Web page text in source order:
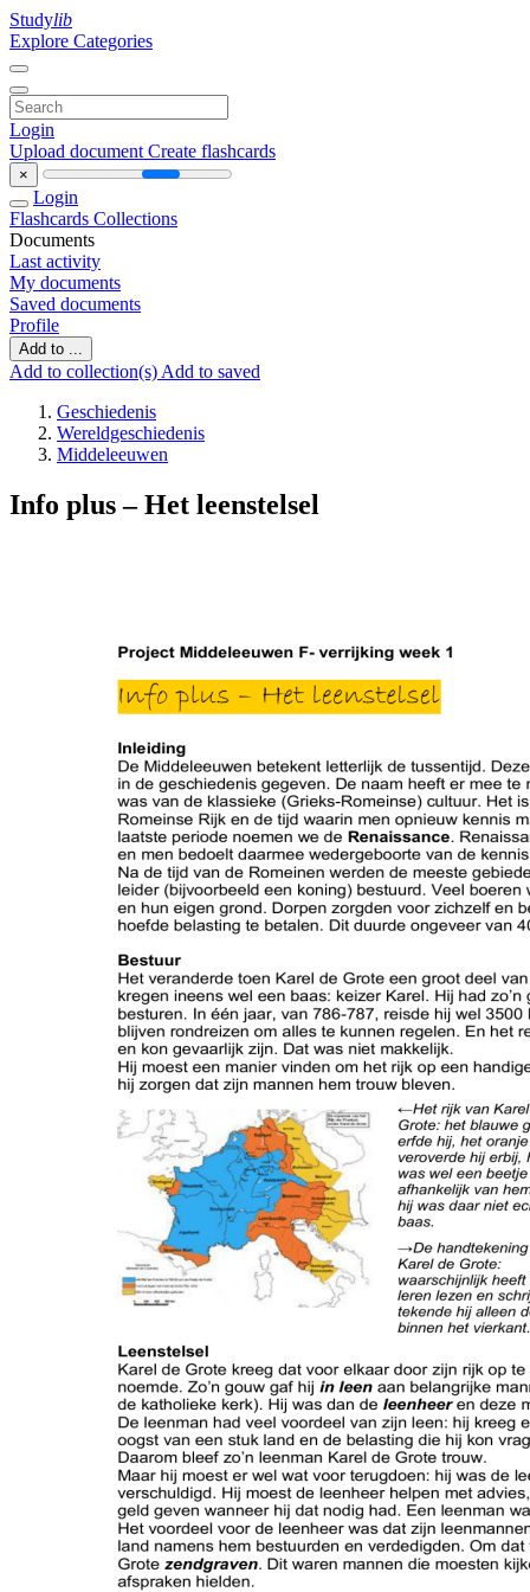
Studylib
Explore Categories
Login
Upload document Create flashcards
×
Login
Flashcards Collections
Documents
Last activity
My documents
Saved documents
Profile
Add to ...
Add to collection(s) Add to saved
Geschiedenis
Wereldgeschiedenis
Middeleeuwen
Info plus – Het leenstelsel